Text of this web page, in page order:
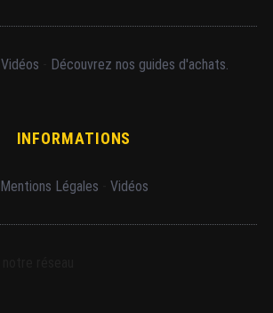
Vidéos Découvrez nos guides d'achats.
INFORMATIONS
Mentions Légales Vidéos